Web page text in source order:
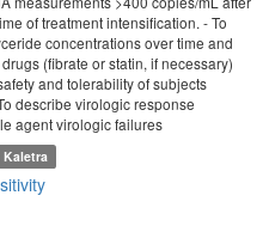
of treatment intensification. - To
concentrations over time and
(fibrate or statin, if necessary)
and tolerability of subjects
describe virologic response
agent virologic failures
Kaletra